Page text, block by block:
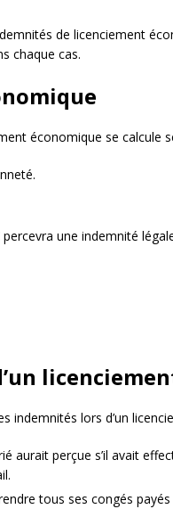
de licenciement
chaque cas.
économique se calcule
une indemnité
indemnités lors d’un
aurait perçue s’il avait
tous ses congés